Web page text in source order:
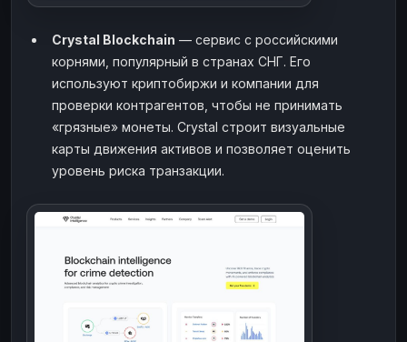
Crystal Blockchain — сервис с российскими
корнями, популярный в странах СНГ. Его
используют криптобиржи и компании для
проверки контрагентов, чтобы не принимать
«грязные» монеты. Crystal строит визуальные
карты движения активов и позволяет оценить
уровень риска транзакции.